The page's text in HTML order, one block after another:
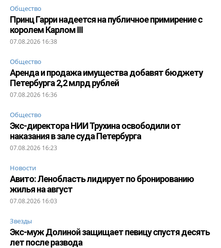
Общество
Принц Гарри надеется на публичное примирение с
королем Карлом III
07.08.2026 16:38
Общество
Аренда и продажа имущества добавят бюджету
Петербурга 2,2 млрд рублей
07.08.2026 16:36
Общество
Экс-директора НИИ Трухина освободили от
наказания в зале суда Петербурга
07.08.2026 16:23
Новости
Авито: Ленобласть лидирует по бронированию
жилья на август
07.08.2026 16:03
Звезды
Экс-муж Долиной защищает певицу спустя десять
лет после развода